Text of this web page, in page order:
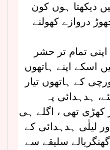
دیکھتا ہوں کون
دروازے کھولنے
تمام تر حشر
اسکے اپنے ہاتھوں
کے ہاتھوں تیار
ہدہدائی پہ
کھڑی تھی ، اگلے ہی
لیلٰی ہدہدائی کے
سلیقے سے